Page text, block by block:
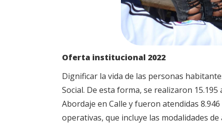
Oferta institucional 2022
Dignificar la vida de las personas
Social. De esta forma, se realizaron
Abordaje en Calle y fueron atendidas
operativas, que incluye las modalidades